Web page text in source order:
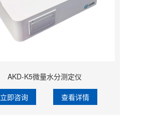
AKD-K5微量水分测定仪
立即咨询 查看详情